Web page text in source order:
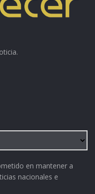
en mantener a
nacionales e